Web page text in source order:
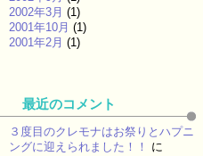
2002年3月 (1)
2001年10月 (1)
2001年2月 (1)
最近のコメント
３度目のクレモナはお祭りとハプニ
ングに迎えられました！！
に